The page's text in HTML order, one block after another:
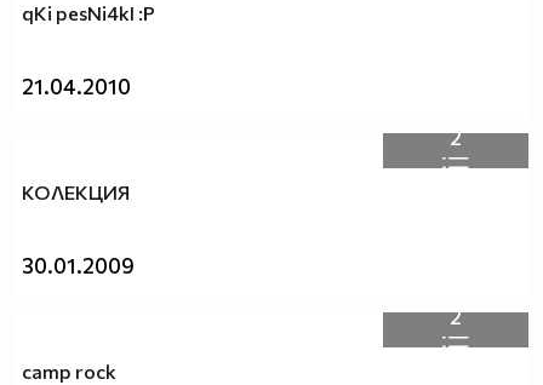
qKi pesNi4kI :P
21.04.2010
2
КОЛЕКЦИЯ
30.01.2009
2
camp rock